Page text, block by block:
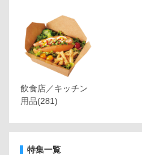
飲食店／キッチン
用品(281)
特集一覧